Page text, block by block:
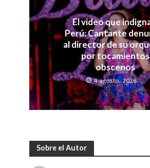
El video que
Perú: Cantante
al director de su
por tocamientos
obscenos
4 agosto, 2026
Sobre el Autor